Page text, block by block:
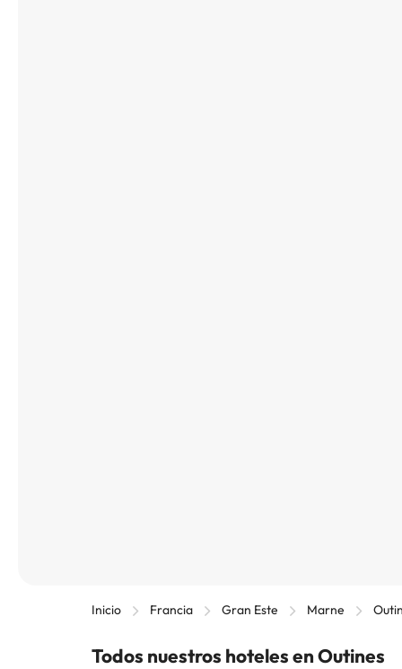
Inicio Francia Gran Este Marne
Todos nuestros hoteles en Outines